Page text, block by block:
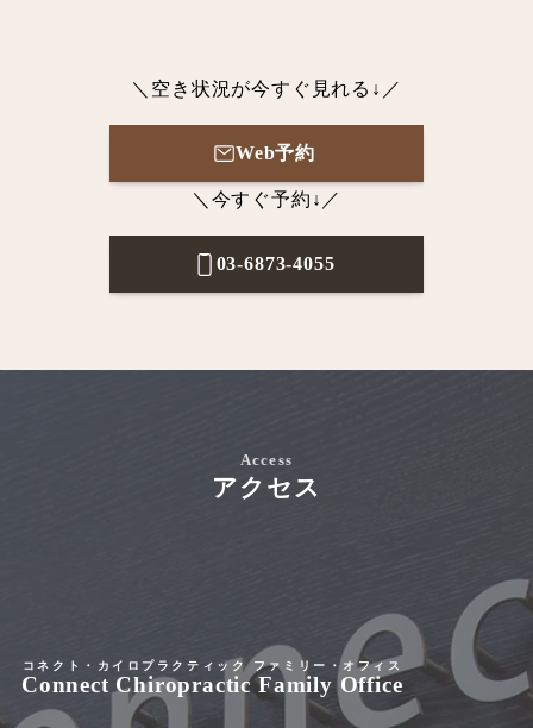
＼空き状況が今すぐ見れる↓／
Web予約
＼今すぐ予約↓／
03-6873-4055
Access
アクセス
Connect Chiropractic Family Office
コネクト・カイロプラクティック ファミリー・オフィス